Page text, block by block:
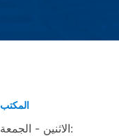
المكتب
الاثنين - الجمعة: